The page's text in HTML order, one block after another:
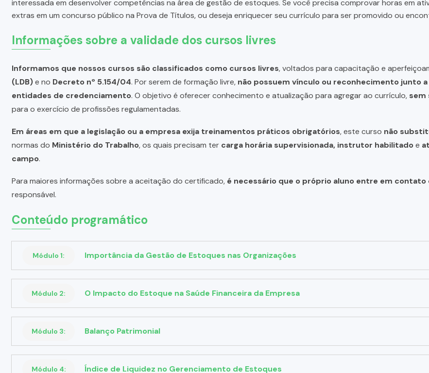
interessada em desenvolver competências na área de gestão de estoques. Se você precisa comprovar horas em
extras em um concurso público na Prova de Títulos, ou deseja enriquecer seu currículo para ser promovido ou
Informações sobre a validade dos cursos livres
Informamos que nossos cursos são classificados como cursos livres, voltados para capacitação e
(LDB)e no Decreto nº 5.154/04. Por serem de formação livre, não possuem vínculo ou reconhecimento junto
entidades de credenciamento. O objetivo é oferecer conhecimento e atualização para agregar ao currículo, sem
para o exercício de profissões regulamentadas.
Em áreas em que a legislação ou a empresa exija treinamentos práticos obrigatórios, este curso não
normas do Ministério do Trabalho, os quais precisam ter carga horária supervisionada, instrutor habilitadoe
campo.
Para maiores informações sobre a aceitação do certificado, é necessário que o próprio aluno entre em
responsável.
Conteúdo programático
Módulo 1: Importância da Gestão de Estoques nas Organizações
Módulo 2: O Impacto do Estoque na Saúde Financeira da Empresa
Módulo 3: Balanço Patrimonial
Módulo 4: Índice de Liquidez no Gerenciamento de Estoques